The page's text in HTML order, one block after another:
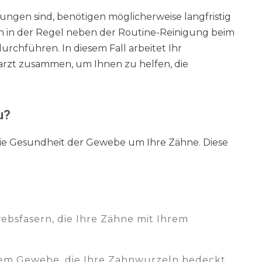
sind, benötigen möglicherweise langfristig
in der Regel neben der Routine-Reinigung beim
In diesem Fall arbeitet Ihr
zusammen, um Ihnen zu helfen, die
der Gewebe um Ihre Zähne. Diese
die Ihre Zähne mit Ihrem